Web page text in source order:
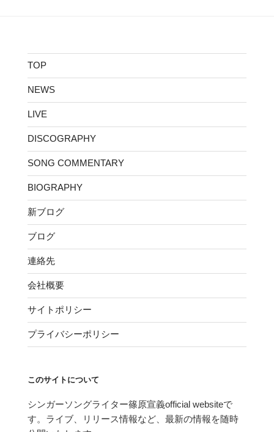
TOP
NEWS
LIVE
DISCOGRAPHY
SONG COMMENTARY
BIOGRAPHY
新ブログ
ブログ
連絡先
会社概要
サイトポリシー
プライバシーポリシー
このサイトについて
シンガーソングライター篠原宣義official websiteで
す。ライブ、リリース情報など、最新の情報を随時